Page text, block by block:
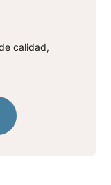
calidad,